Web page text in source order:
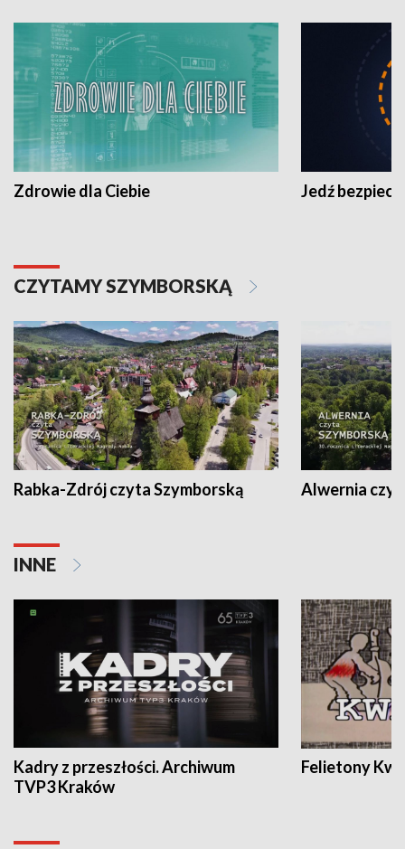
Zdrowie dla Ciebie Jedź
CZYTAMY SZYMBORSKĄ
Rabka-Zdrój czyta Szymborską Alwernia
INNE
Kadry z przeszłości. Archiwum
TVP3 Kraków
Felietony